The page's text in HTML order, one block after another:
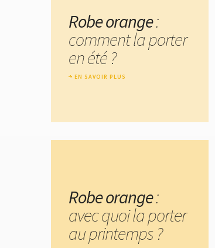
Robe orange:
comment la porter
en été ?
EN SAVOIR PLUS
Robe orange:
avec quoi la porter
au printemps ?